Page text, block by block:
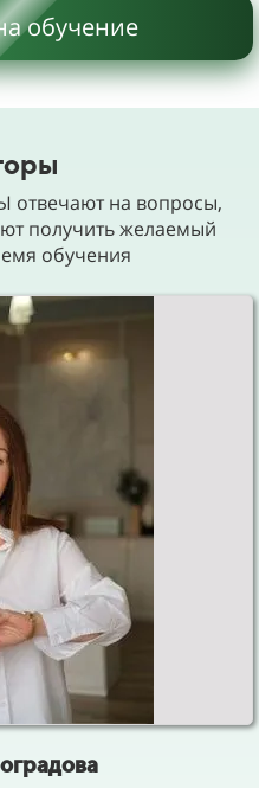
обучение
на вопросы,
получить желаемый
обучения